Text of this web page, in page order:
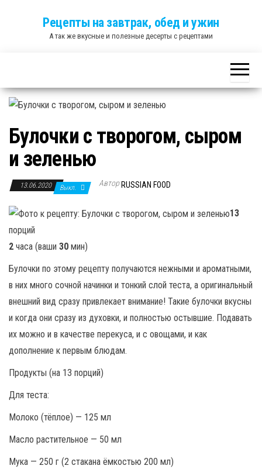
Рецепты на завтрак, обед и ужин
А так же вкусные и полезные десерты с рецептами
Булочки с творогом, сыром
и зеленью
13.06.2020 Выкл. Автор RUSSIAN FOOD
13
порций
2 часа (ваши 30 мин)
Булочки по этому рецепту получаются нежными и ароматными,
в них много сочной начинки и тонкий слой теста, а оригинальный
внешний вид сразу привлекает внимание! Такие булочки вкусны
и когда они сразу из духовки, и полностью остывшие. Подавать
их можно и в качестве перекуса, и с овощами, и как
дополнение к первым блюдам.
Продукты (на 13 порций)
Для теста:
Молоко (тёплое) — 125 мл
Масло растительное — 50 мл
Мука — 250 г (2 стакана ёмкостью 200 мл)